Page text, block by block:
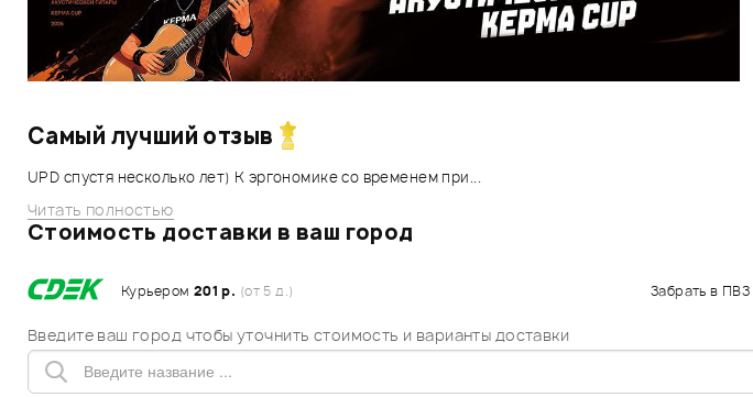
Самый лучший отзыв
UPD спустя несколько лет) К эргономике со временем при...
Читать полностью
Стоимость доставки в ваш город
Курьером 201 р. (от 5 д.) Забрать в ПВЗ
Введите ваш город чтобы уточнить стоимость и варианты доставки